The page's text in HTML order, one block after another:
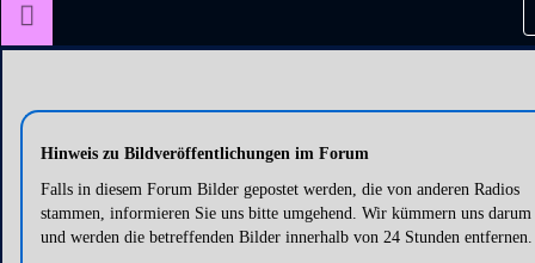
Hinweis zu Bildveröffentlichungen im Forum
Falls in diesem Forum Bilder gepostet werden, die von anderen Radios
stammen, informieren Sie uns bitte umgehend. Wir kümmern uns darum
und werden die betreffenden Bilder innerhalb von 24 Stunden entfernen.